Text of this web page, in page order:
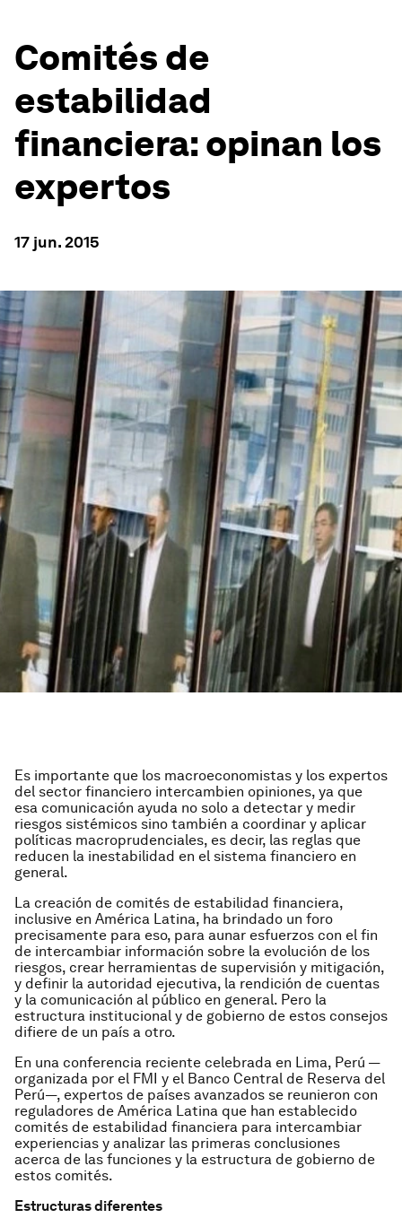
Comités de
estabilidad
financiera: opinan los
expertos
17 jun. 2015
Es importante que los macroeconomistas y los expertos
del sector financiero intercambien opiniones, ya que
esa comunicación ayuda no solo a detectar y medir
riesgos sistémicos sino también a coordinar y aplicar
políticas macroprudenciales, es decir, las reglas que
reducen la inestabilidad en el sistema financiero en
general.
La creación de comités de estabilidad financiera,
inclusive en América Latina, ha brindado un foro
precisamente para eso, para aunar esfuerzos con el fin
de intercambiar información sobre la evolución de los
riesgos, crear herramientas de supervisión y mitigación,
y definir la autoridad ejecutiva, la rendición de cuentas
y la comunicación al público en general. Pero la
estructura institucional y de gobierno de estos consejos
difiere de un país a otro.
En una conferencia reciente celebrada en Lima, Perú —
organizada por el FMI y el Banco Central de Reserva del
Perú—, expertos de países avanzados se reunieron con
reguladores de América Latina que han establecido
comités de estabilidad financiera para intercambiar
experiencias y analizar las primeras conclusiones
acerca de las funciones y la estructura de gobierno de
estos comités.
Estructuras diferentes